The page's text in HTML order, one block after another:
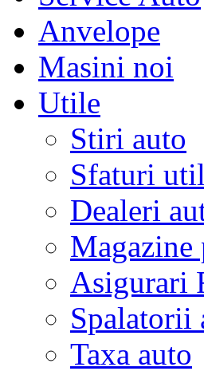
Anvelope
Masini noi
Utile
Stiri auto
Sfaturi
Dealeri
Magazine
Asigurari
Spalatorii
Taxa auto